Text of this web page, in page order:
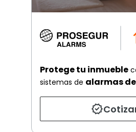
Protege tu inmueble
sistemas de alarmas